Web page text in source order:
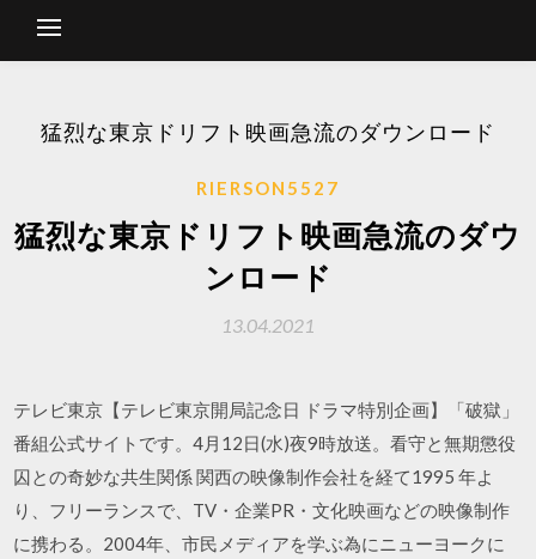
猛烈な東京ドリフト映画急流のダウンロード
RIERSON5527
猛烈な東京ドリフト映画急流のダウ
ンロード
13.04.2021
テレビ東京【テレビ東京開局記念日 ドラマ特別企画】「破獄」
番組公式サイトです。4月12日(水)夜9時放送。看守と無期懲役
囚との奇妙な共生関係 関西の映像制作会社を経て1995 年よ
り、フリーランスで、TV・企業PR・文化映画などの映像制作
に携わる。2004年、市民メディアを学ぶ為にニューヨークに